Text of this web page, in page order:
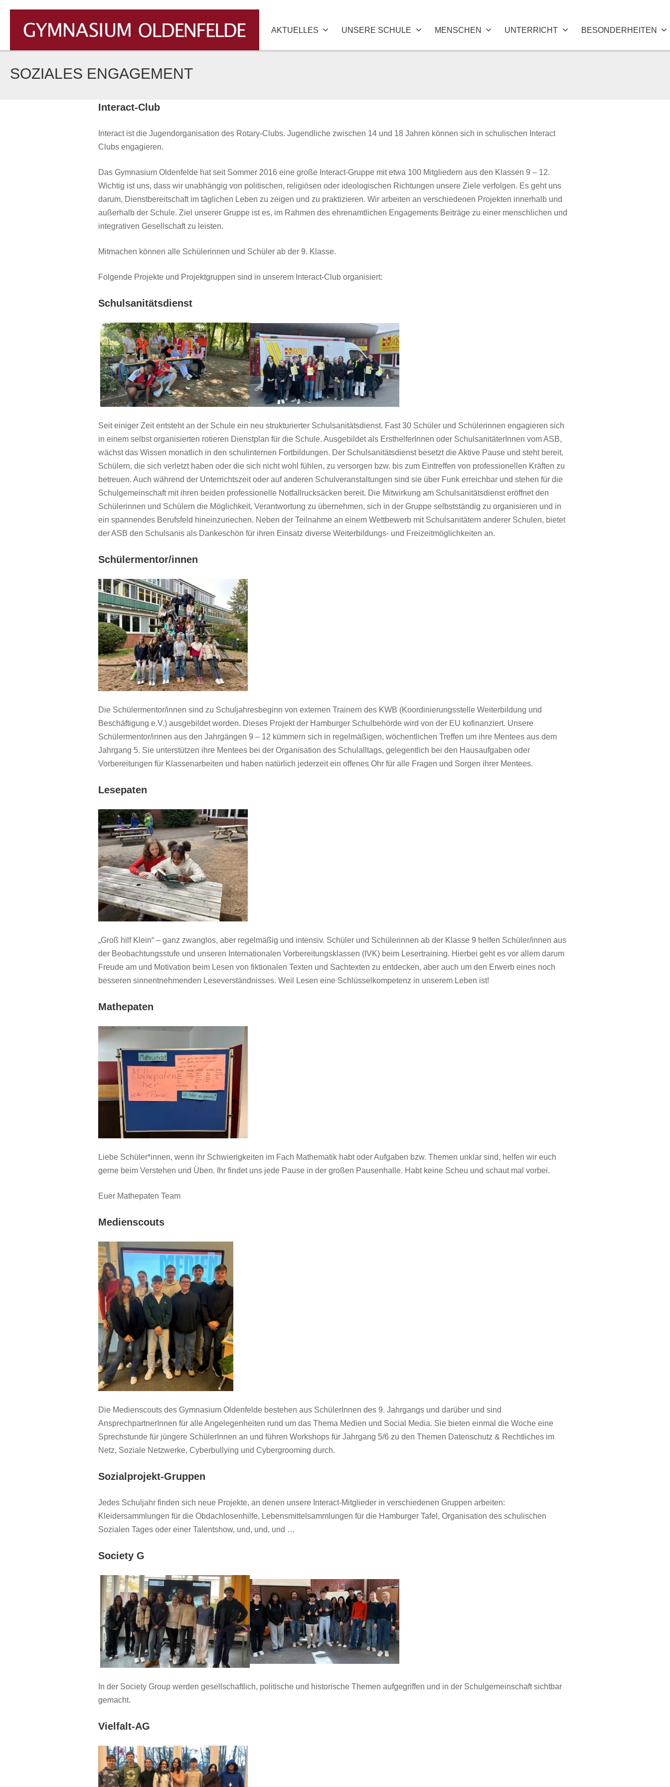
springen
AKTUELLES UNSERE SCHULE MENSCHEN UNTERRICHT BESONDERHEITEN
SOZIALES ENGAGEMENT
Interact-Club
Interact ist die Jugendorganisation des Rotary-Clubs. Jugendliche zwischen 14 und 18 Jahren können sich in schulischen Interact
Clubs engagieren.
Das Gymnasium Oldenfelde hat seit Sommer 2016 eine große Interact-Gruppe mit etwa 100 Mitgliedern aus den Klassen 9 – 12.
Wichtig ist uns, dass wir unabhängig von politischen, religiösen oder ideologischen Richtungen unsere Ziele verfolgen. Es geht uns
darum, Dienstbereitschaft im täglichen Leben zu zeigen und zu praktizieren. Wir arbeiten an verschiedenen Projekten innerhalb und
außerhalb der Schule. Ziel unserer Gruppe ist es, im Rahmen des ehrenamtlichen Engagements Beiträge zu einer menschlichen und
integrativen Gesellschaft zu leisten.
Mitmachen können alle Schülerinnen und Schüler ab der 9. Klasse.
Folgende Projekte und Projektgruppen sind in unserem Interact-Club organisiert:
Schulsanitätsdienst
Seit einiger Zeit entsteht an der Schule ein neu strukturierter Schulsanitätsdienst. Fast 30 Schüler und Schülerinnen engagieren sich
in einem selbst organisierten rotieren Dienstplan für die Schule. Ausgebildet als ErsthelferInnen oder SchulsanitäterInnen vom ASB,
wächst das Wissen monatlich in den schulinternen Fortbildungen. Der Schulsanitätsdienst besetzt die Aktive Pause und steht bereit,
Schülern, die sich verletzt haben oder die sich nicht wohl fühlen, zu versorgen bzw. bis zum Eintreffen von professionellen Kräften zu
betreuen. Auch während der Unterrichtszeit oder auf anderen Schulveranstaltungen sind sie über Funk erreichbar und stehen für die
Schulgemeinschaft mit ihren beiden professionelle Notfallrucksäcken bereit. Die Mitwirkung am Schulsanitätsdienst eröffnet den
Schülerinnen und Schülern die Möglichkeit, Verantwortung zu übernehmen, sich in der Gruppe selbstständig zu organisieren und in
ein spannendes Berufsfeld hineinzuriechen. Neben der Teilnahme an einem Wettbewerb mit Schulsanitätern anderer Schulen, bietet
der ASB den Schulsanis als Dankeschön für ihren Einsatz diverse Weiterbildungs- und Freizeitmöglichkeiten an.
Schülermentor/innen
Die Schülermentor/innen sind zu Schuljahresbeginn von externen Trainern des KWB (Koordinierungsstelle Weiterbildung und
Beschäftigung e.V.) ausgebildet worden. Dieses Projekt der Hamburger Schulbehörde wird von der EU kofinanziert. Unsere
Schülermentor/innen aus den Jahrgängen 9 – 12 kümmern sich in regelmäßigen, wöchentlichen Treffen um ihre Mentees aus dem
Jahrgang 5. Sie unterstützen ihre Mentees bei der Organisation des Schulalltags, gelegentlich bei den Hausaufgaben oder
Vorbereitungen für Klassenarbeiten und haben natürlich jederzeit ein offenes Ohr für alle Fragen und Sorgen ihrer Mentees.
Lesepaten
„Groß hilf Klein“ – ganz zwanglos, aber regelmäßig und intensiv. Schüler und Schülerinnen ab der Klasse 9 helfen Schüler/innen aus
der Beobachtungsstufe und unseren Internationalen Vorbereitungsklassen (IVK) beim Lesertraining. Hierbei geht es vor allem darum
Freude am und Motivation beim Lesen von fiktionalen Texten und Sachtexten zu entdecken, aber auch um den Erwerb eines noch
besseren sinnentnehmenden Leseverständnisses. Weil Lesen eine Schlüsselkompetenz in unserem Leben ist!
Mathepaten
Liebe Schüler*innen, wenn ihr Schwierigkeiten im Fach Mathematik habt oder Aufgaben bzw. Themen unklar sind, helfen wir euch
gerne beim Verstehen und Üben. Ihr findet uns jede Pause in der großen Pausenhalle. Habt keine Scheu und schaut mal vorbei.
Euer Mathepaten Team
Medienscouts
Die Medienscouts des Gymnasium Oldenfelde bestehen aus SchülerInnen des 9. Jahrgangs und darüber und sind
AnsprechpartnerInnen für alle Angelegenheiten rund um das Thema Medien und Social Media. Sie bieten einmal die Woche eine
Sprechstunde für jüngere SchülerInnen an und führen Workshops für Jahrgang 5/6 zu den Themen Datenschutz & Rechtliches im
Netz, Soziale Netzwerke, Cyberbullying und Cybergrooming durch.
Sozialprojekt-Gruppen
Jedes Schuljahr finden sich neue Projekte, an denen unsere Interact-Mitglieder in verschiedenen Gruppen arbeiten:
Kleidersammlungen für die Obdachlosenhilfe, Lebensmittelsammlungen für die Hamburger Tafel, Organisation des schulischen
Sozialen Tages oder einer Talentshow, und, und, und …
Society G
In der Society Group werden gesellschaftlich, politische und historische Themen aufgegriffen und in der Schulgemeinschaft sichtbar
gemacht.
Vielfalt-AG